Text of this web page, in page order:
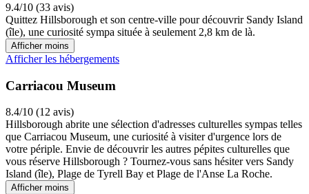
9.4/10 (33 avis)
Quittez Hillsborough et son centre-ville pour découvrir Sandy Island
(île), une curiosité sympa située à seulement 2,8 km de là.
Afficher moins
Afficher les hébergements
Carriacou Museum
8.4/10 (12 avis)
Hillsborough abrite une sélection d'adresses culturelles sympas telles
que Carriacou Museum, une curiosité à visiter d'urgence lors de
votre périple. Envie de découvrir les autres pépites culturelles que
vous réserve Hillsborough ? Tournez-vous sans hésiter vers Sandy
Island (île), Plage de Tyrell Bay et Plage de l'Anse La Roche.
Afficher moins